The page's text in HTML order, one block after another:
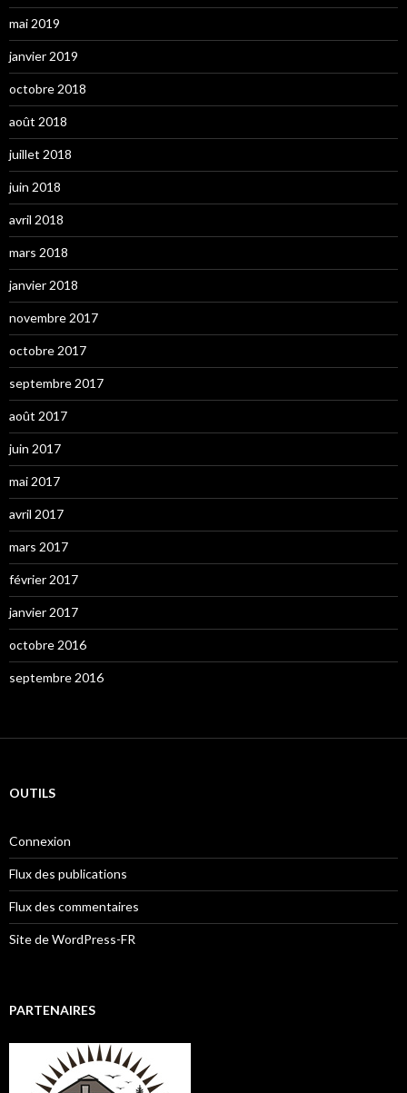
mai 2019
janvier 2019
octobre 2018
août 2018
juillet 2018
juin 2018
avril 2018
mars 2018
janvier 2018
novembre 2017
octobre 2017
septembre 2017
août 2017
juin 2017
mai 2017
avril 2017
mars 2017
février 2017
janvier 2017
octobre 2016
septembre 2016
OUTILS
Connexion
Flux des publications
Flux des commentaires
Site de WordPress-FR
PARTENAIRES